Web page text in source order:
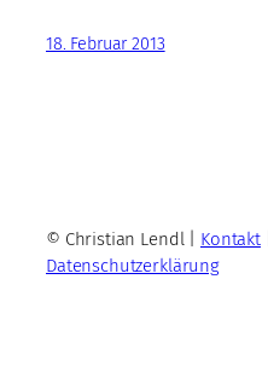
18. Februar 2013
© Christian Lendl | Kontakt|
Datenschutzerklärung